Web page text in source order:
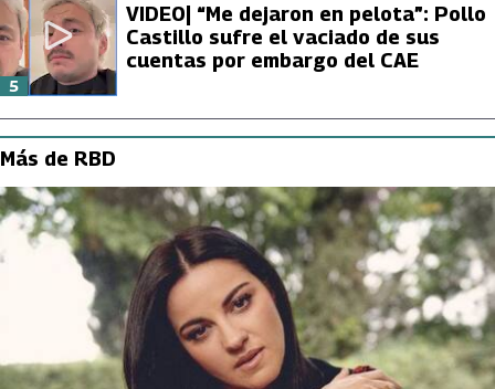
VIDEO| “Me dejaron en pelota”: Pollo
Castillo sufre el vaciado de sus
cuentas por embargo del CAE
5
Más de RBD